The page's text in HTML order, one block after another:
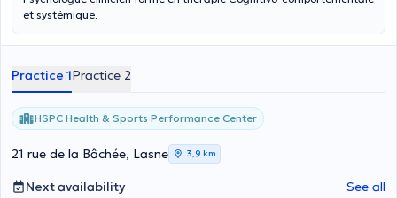
et systémique.
Practice 1Practice 2
HSPC Health & Sports Performance Center
21 rue de la Bâchée, Lasne 3,9 km
Next availability See all